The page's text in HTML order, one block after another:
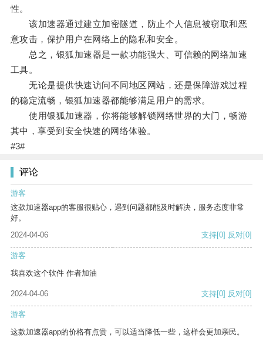
性。
该加速器通过建立加密隧道，防止个人信息被窃取和恶
意攻击，保护用户在网络上的隐私和安全。
总之，银狐加速器是一款功能强大、可信赖的网络加速
工具。
无论是提供快速访问不同地区网站，还是保障游戏过程
的稳定流畅，银狐加速器都能够满足用户的需求。
使用银狐加速器，你将能够解锁网络世界的大门，畅游
其中，享受到安全快速的网络体验。
#3#
评论
游客
这款加速器app的客服很贴心，遇到问题都能及时解决，服务态度非常
好。
2024-04-06
支持[0] 反对[0]
游客
我喜欢这个软件 作者加油
2024-04-06 支持[0] 反对[0]
游客
这款加速器app的价格有点贵，可以适当降低一些，这样会更加亲民。